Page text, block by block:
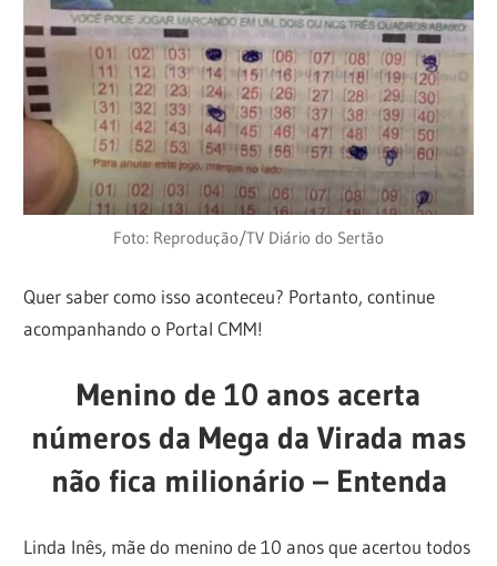
Foto: Reprodução/TV Diário do Sertão
Quer saber como isso aconteceu? Portanto, continue
acompanhando o Portal CMM!
Menino de 10 anos acerta
números da Mega da Virada mas
não fica milionário – Entenda
Linda Inês, mãe do menino de 10 anos que acertou todos